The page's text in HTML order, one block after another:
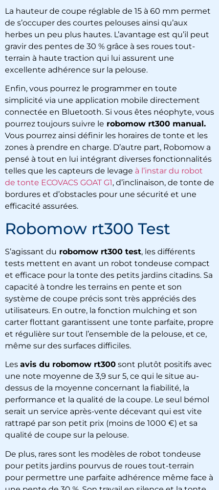
La hauteur de coupe réglable de 15 à 60 mm permet
de s’occuper des courtes pelouses ainsi qu’aux
herbes un peu plus hautes. L’avantage est qu’il peut
gravir des pentes de 30 % grâce à ses roues tout-
terrain à haute traction qui lui assurent une
excellente adhérence sur la pelouse.
Enfin, vous pourrez le programmer en toute
simplicité via une application mobile directement
connectée en Bluetooth. Si vous êtes néophyte, vous
pourrez toujours suivre le robomow rt300 manual.
Vous pourrez ainsi définir les horaires de tonte et les
zones à prendre en charge. D’autre part, Robomow a
pensé à tout en lui intégrant diverses fonctionnalités
telles que les capteurs de levage à l’instar du robot
de tonte ECOVACS GOAT G1, d’inclinaison, de tonte de
bordures et d’obstacles pour une sécurité et une
efficacité assurées.
Robomow rt300 Test
S’agissant du robomow rt300 test​, les différents
tests mettent en avant un robot tondeuse compact
et efficace pour la tonte des petits jardins citadins. Sa
capacité à tondre les terrains en pente et son
système de coupe précis sont très appréciés des
utilisateurs. En outre, la fonction mulching et son
carter flottant garantissent une tonte parfaite, propre
et régulière sur tout l’ensemble de la pelouse, et ce,
même sur des surfaces difficiles.
Les avis du robomow rt300 sont plutôt positifs avec
une note moyenne de 3,9 sur 5, ce qui le situe au-
dessus de la moyenne concernant la fiabilité, la
performance et la qualité de la coupe. Le seul bémol
serait un service après-vente décevant qui est vite
rattrapé par son petit prix (moins de 1000 €) et sa
qualité de coupe sur la pelouse.
De plus, rares sont les modèles de robot tondeuse
pour petits jardins pourvus de roues tout-terrain
pour permettre une parfaite adhérence même face à